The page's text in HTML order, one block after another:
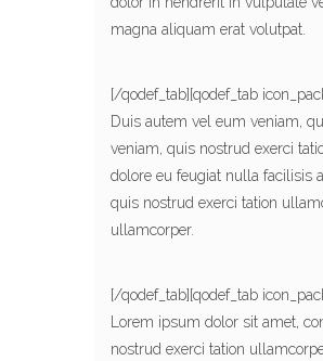
magna aliquam erat volutpat.
[/qodef_tab][qodef_tab
Duis autem vel eum veniam,
veniam, quis nostrud exerci
dolore eu feugiat nulla facilisis
quis nostrud exerci tation
ullamcorper.
[/qodef_tab][qodef_tab
Lorem ipsum dolor sit amet,
nostrud exerci tation